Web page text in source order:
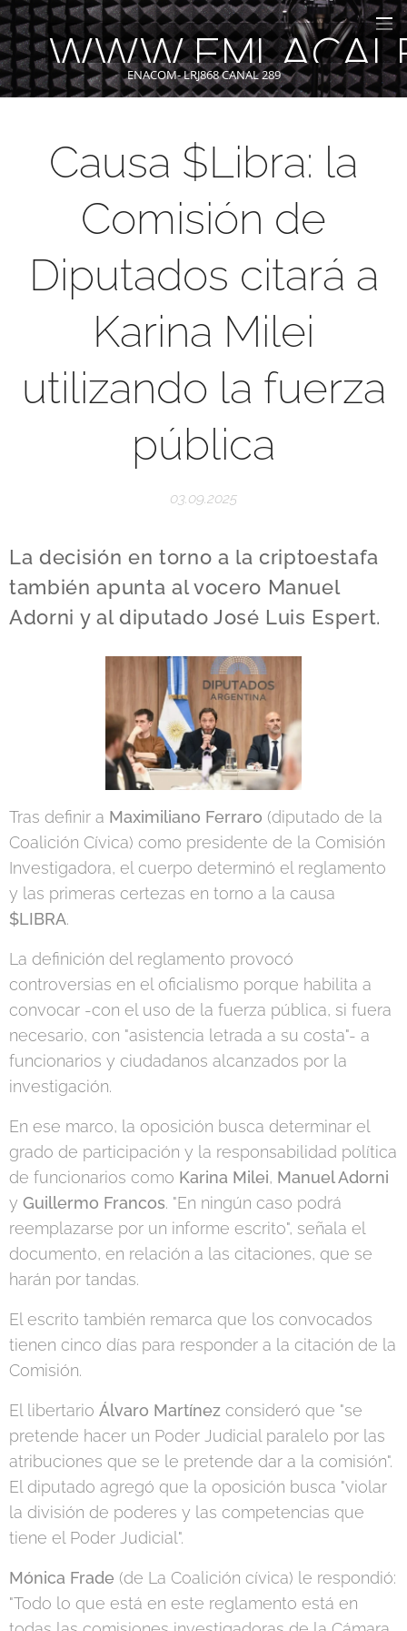
ENACOM- LRJ868 CANAL 289
Causa $Libra: la
Comisión de
Diputados citará a
Karina Milei
utilizando la fuerza
pública
03.09.2025
La decisión en torno a la criptoestafa
también apunta al vocero Manuel
Adorni y al diputado José Luis Espert.
Tras definir a Maximiliano Ferraro (diputado de la
Coalición Cívica) como presidente de la Comisión
Investigadora, el cuerpo determinó el reglamento
y las primeras certezas en torno a la causa
$LIBRA.
La definición del reglamento provocó
controversias en el oficialismo porque habilita a
convocar -con el uso de la fuerza pública, si fuera
necesario, con "asistencia letrada a su costa"- a
funcionarios y ciudadanos alcanzados por la
investigación.
En ese marco, la oposición busca determinar el
grado de participación y la responsabilidad política
de funcionarios como Karina Milei, Manuel Adorni
y Guillermo Francos. "En ningún caso podrá
reemplazarse por un informe escrito", señala el
documento, en relación a las citaciones, que se
harán por tandas.
El escrito también remarca que los convocados
tienen cinco días para responder a la citación de la
Comisión.
El libertario Álvaro Martínez consideró que "se
pretende hacer un Poder Judicial paralelo por las
atribuciones que se le pretende dar a la comisión".
El diputado agregó que la oposición busca "violar
la división de poderes y las competencias que
tiene el Poder Judicial".
Mónica Frade (de La Coalición cívica) le respondió:
"Todo lo que está en este reglamento está en